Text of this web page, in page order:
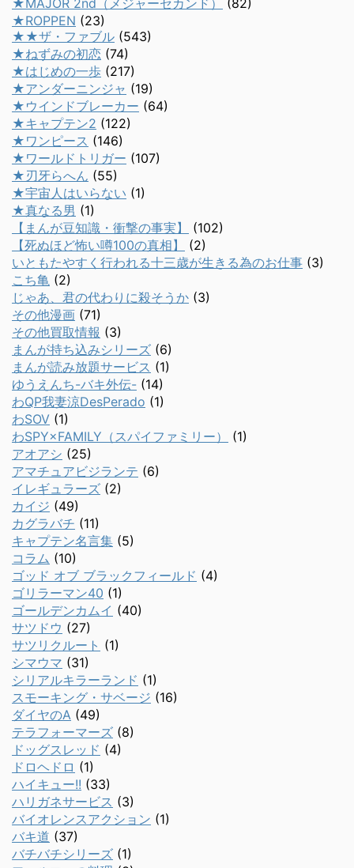
★MAJOR 2nd（メジャーセカンド）
(82)
★ROPPEN (23)
★★ザ・ファブル (543)
★ねずみの初恋 (74)
★はじめの一歩 (217)
★アンダーニンジャ (19)
★ウインドブレーカー (64)
★キャプテン2 (122)
★ワンピース (146)
★ワールドトリガー (107)
★刃牙らへん (55)
★宇宙人はいらない (1)
★真なる男 (1)
【まんが豆知識・衝撃の事実】
(102)
【死ぬほど怖い噂100の真相】
(2)
いともたやすく行われる十三歳が生きる為のお仕事 (3)
こち亀 (2)
じゃあ、君の代わりに殺そうか (3)
その他漫画 (71)
その他買取情報 (3)
まんが持ち込みシリーズ (6)
まんが読み放題サービス (1)
ゆうえんち-バキ外伝- (14)
わQP我妻涼DesPerado (1)
わSOV (1)
わSPY×FAMILY（スパイファミリー）
(1)
アオアシ (25)
アマチュアビジランテ (6)
イレギュラーズ (2)
カイジ (49)
カグラバチ (11)
キャプテン名言集 (5)
コラム (10)
ゴッド オブ ブラックフィールド (4)
ゴリラーマン40 (1)
ゴールデンカムイ (40)
サツドウ (27)
サツリクルート (1)
シマウマ (31)
シリアルキラーランド (1)
スモーキング・サベージ (16)
ダイヤのA (49)
テラフォーマーズ (8)
ドッグスレッド (4)
ドロヘドロ (1)
ハイキュー!! (33)
ハリガネサービス (3)
バイオレンスアクション (1)
バキ道 (37)
バチバチシリーズ (1)